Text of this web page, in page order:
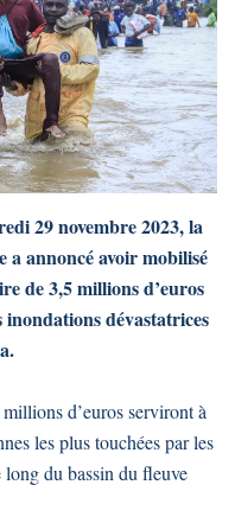
29 novembre 2023, la
a annoncé avoir mobilisé
de 3,5 millions d’euros
inondations dévastatrices
d’euros serviront à
les plus touchées par les
du bassin du fleuve